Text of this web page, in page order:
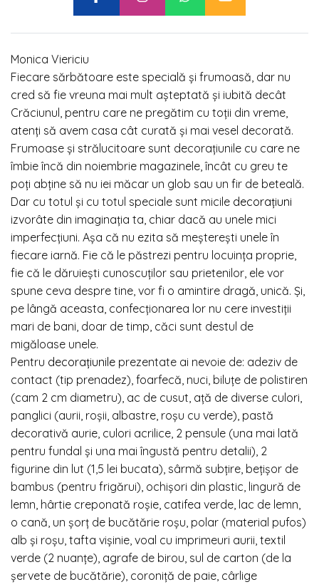
Monica Viericiu
Fiecare sărbătoare este specială și frumoasă, dar nu
cred să fie vreuna mai mult așteptată și iubită decât
Crăciunul, pentru care ne pregătim cu toții din vreme,
atenți să avem casa cât curată și mai vesel decorată.
Frumoase și strălucitoare sunt decorațiunile cu care ne
îmbie încă din noiembrie magazinele, încât cu greu te
poți abține să nu iei măcar un glob sau un fir de beteală.
Dar cu totul și cu totul speciale sunt micile decorațiuni
izvorâte din imaginația ta, chiar dacă au unele mici
imperfecțiuni. Așa că nu ezita să meșterești unele în
fiecare iarnă. Fie că le păstrezi pentru locuința proprie,
fie că le dăruiești cunoscuților sau prietenilor, ele vor
spune ceva despre tine, vor fi o amintire dragă, unică. Și,
pe lângă aceasta, confecționarea lor nu cere investiții
mari de bani, doar de timp, căci sunt destul de
migăloase unele.
Pentru decorațiunile prezentate ai nevoie de: adeziv de
contact (tip prenadez), foarfecă, nuci, biluțe de polistiren
(cam 2 cm diametru), ac de cusut, ață de diverse culori,
panglici (aurii, roșii, albastre, roșu cu verde), pastă
decorativă aurie, culori acrilice, 2 pensule (una mai lată
pentru fundal și una mai îngustă pentru detalii), 2
figurine din lut (1,5 lei bucata), sârmă subțire, bețișor de
bambus (pentru frigărui), ochișori din plastic, lingură de
lemn, hârtie creponată roșie, catifea verde, lac de lemn,
o cană, un șorț de bucătărie roșu, polar (material pufos)
alb și roșu, tafta vișinie, voal cu imprimeuri aurii, textil
verde (2 nuanțe), agrafe de birou, sul de carton (de la
șervete de bucătărie), coroniță de paie, cârlige